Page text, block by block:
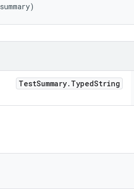
summary)
TestSummary. TypedString